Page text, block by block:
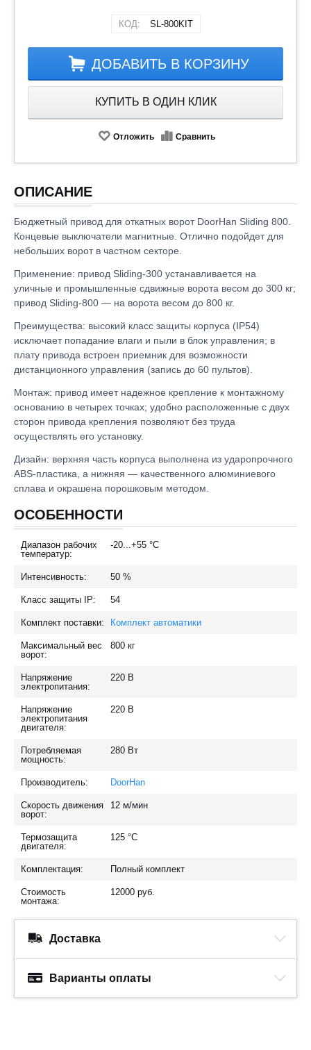
КОД: SL-800KIT
ДОБАВИТЬ В КОРЗИНУ
КУПИТЬ В ОДИН КЛИК
Отложить Сравнить
ОПИСАНИЕ
Бюджетный привод для откатных ворот DoorHan Sliding 800.
Концевые выключатели магнитные. Отлично подойдет для
небольших ворот в частном секторе.
Применение: привод Sliding-300 устанавливается на
уличные и промышленные сдвижные ворота весом до 300 кг;
привод Sliding-800 — на ворота весом до 800 кг.
Преимущества: высокий класс защиты корпуса (IP54)
исключает попадание влаги и пыли в блок управления; в
плату привода встроен приемник для возможности
дистанционного управления (запись до 60 пультов).
Монтаж: привод имеет надежное крепление к монтажному
основанию в четырех точках; удобно расположенные с двух
сторон привода крепления позволяют без труда
осуществлять его установку.
Дизайн: верхняя часть корпуса выполнена из ударопрочного
ABS-пластика, а нижняя — качественного алюминиевого
сплава и окрашена порошковым методом.
ОСОБЕННОСТИ
Диапазон рабочих
температур:
-20...+55 °C
Интенсивность: 50 %
Класс защиты IP: 54
Комплект поставки: Комплект автоматики
Максимальный вес
ворот:
800 кг
Напряжение
электропитания:
220 В
Напряжение
электропитания
двигателя:
220 В
Потребляемая
мощность:
280 Вт
Производитель: DoorHan
Скорость движения
ворот:
12 м/мин
Термозащита
двигателя:
125 °C
Комплектация: Полный комплект
Стоимость
монтажа:
12000 руб.
Доставка
Варианты оплаты